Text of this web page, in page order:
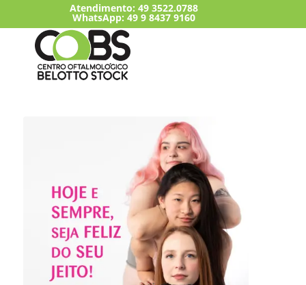
Atendimento:49 3522.0788
WhatsApp: 49 9 8437 9160